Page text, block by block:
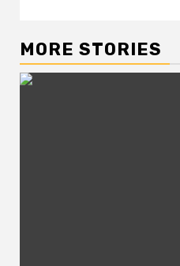
MORE STORIES